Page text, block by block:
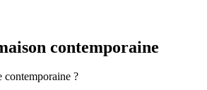
contemporaine
contemporaine ?